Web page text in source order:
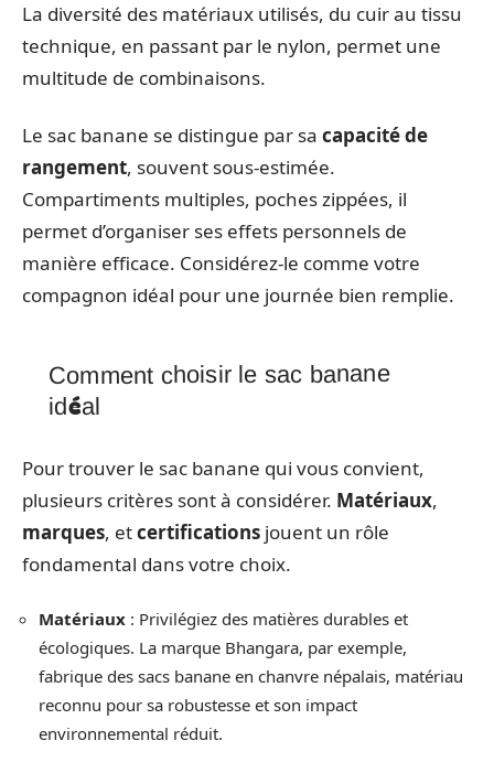
La diversité des matériaux utilisés, du cuir au tissu
technique, en passant par le nylon, permet une
multitude de combinaisons.
Le sac banane se distingue par sa capacité de
rangement, souvent sous-estimée.
Compartiments multiples, poches zippées, il
permet d’organiser ses effets personnels de
manière efficace. Considérez-le comme votre
compagnon idéal pour une journée bien remplie.
Comment choisir le sac banane
idéal
Pour trouver le sac banane qui vous convient,
plusieurs critères sont à considérer. Matériaux,
marques, etcertifications jouent un rôle
fondamental dans votre choix.
Matériaux : Privilégiez des matières durables et
écologiques. La marque Bhangara, par exemple,
fabrique des sacs banane en chanvre népalais, matériau
reconnu pour sa robustesse et son impact
environnemental réduit.